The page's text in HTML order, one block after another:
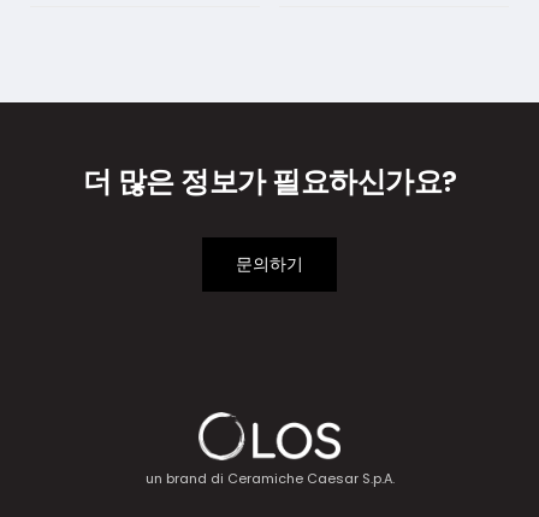
더 많은 정보가 필요하신가요?
문의하기
un brand di Ceramiche Caesar S.p.A.